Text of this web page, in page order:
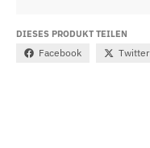
DIESES PRODUKT TEILEN
Facebook Twitter